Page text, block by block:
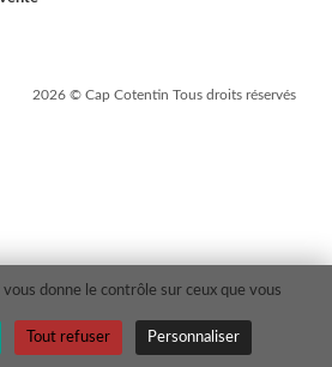
2026 © Cap Cotentin Tous droits réservés
donne le contrôle sur ceux que vous
Tout refuser Personnaliser